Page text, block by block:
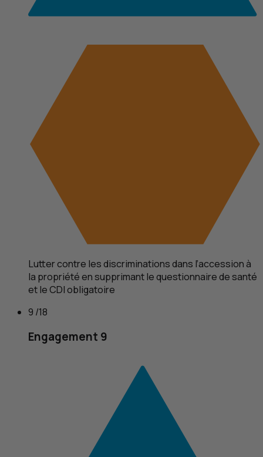
Lutter contre les discriminations dans l’accession à
la propriété en supprimant le questionnaire de santé
et leCDIobligatoire
9 /18
Engagement 9